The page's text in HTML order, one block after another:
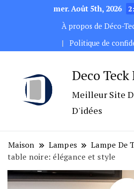
mer. Août 5th, 2026
À propos de Déco-
Politique de
Deco Teck
Meilleur Site
D'idées
Maison Lampes Lampe De
table noire: élégance et style